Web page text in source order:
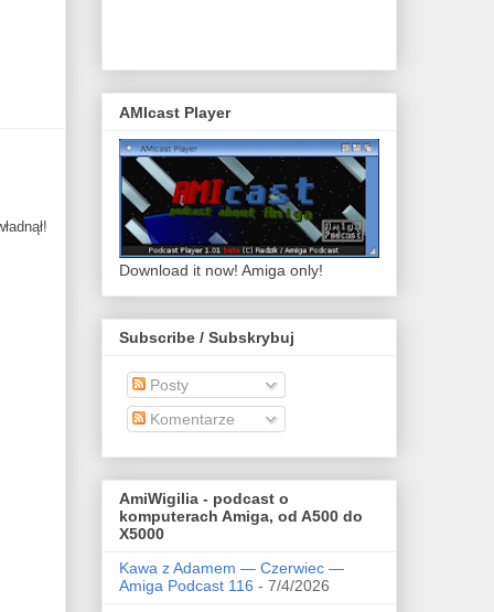
AMIcast Player
Download it now! Amiga only!
Subscribe / Subskrybuj
Posty
Komentarze
AmiWigilia - podcast o
komputerach Amiga, od A500 do
X5000
Kawa z Adamem — Czerwiec —
Amiga Podcast 116 - 7/4/2026